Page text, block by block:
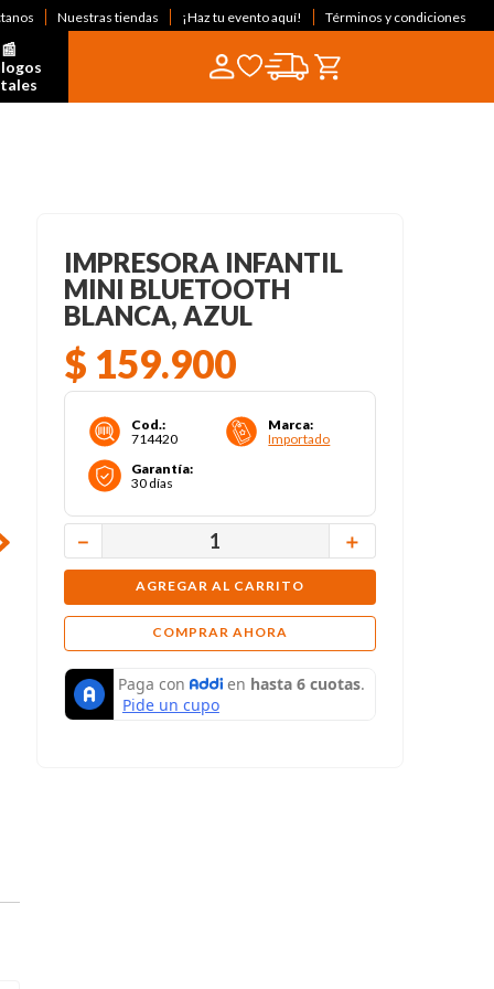
Nuestras tiendas ¡Haz tu evento aquí! Términos y condiciones
IMPRESORA INFANTIL
MINI BLUETOOTH
BLANCA, AZUL
$ 159.900
Cod.:
714420
Marca:
Importado
Garantía:
30 días
＋
－
AGREGAR AL CARRITO
COMPRAR AHORA